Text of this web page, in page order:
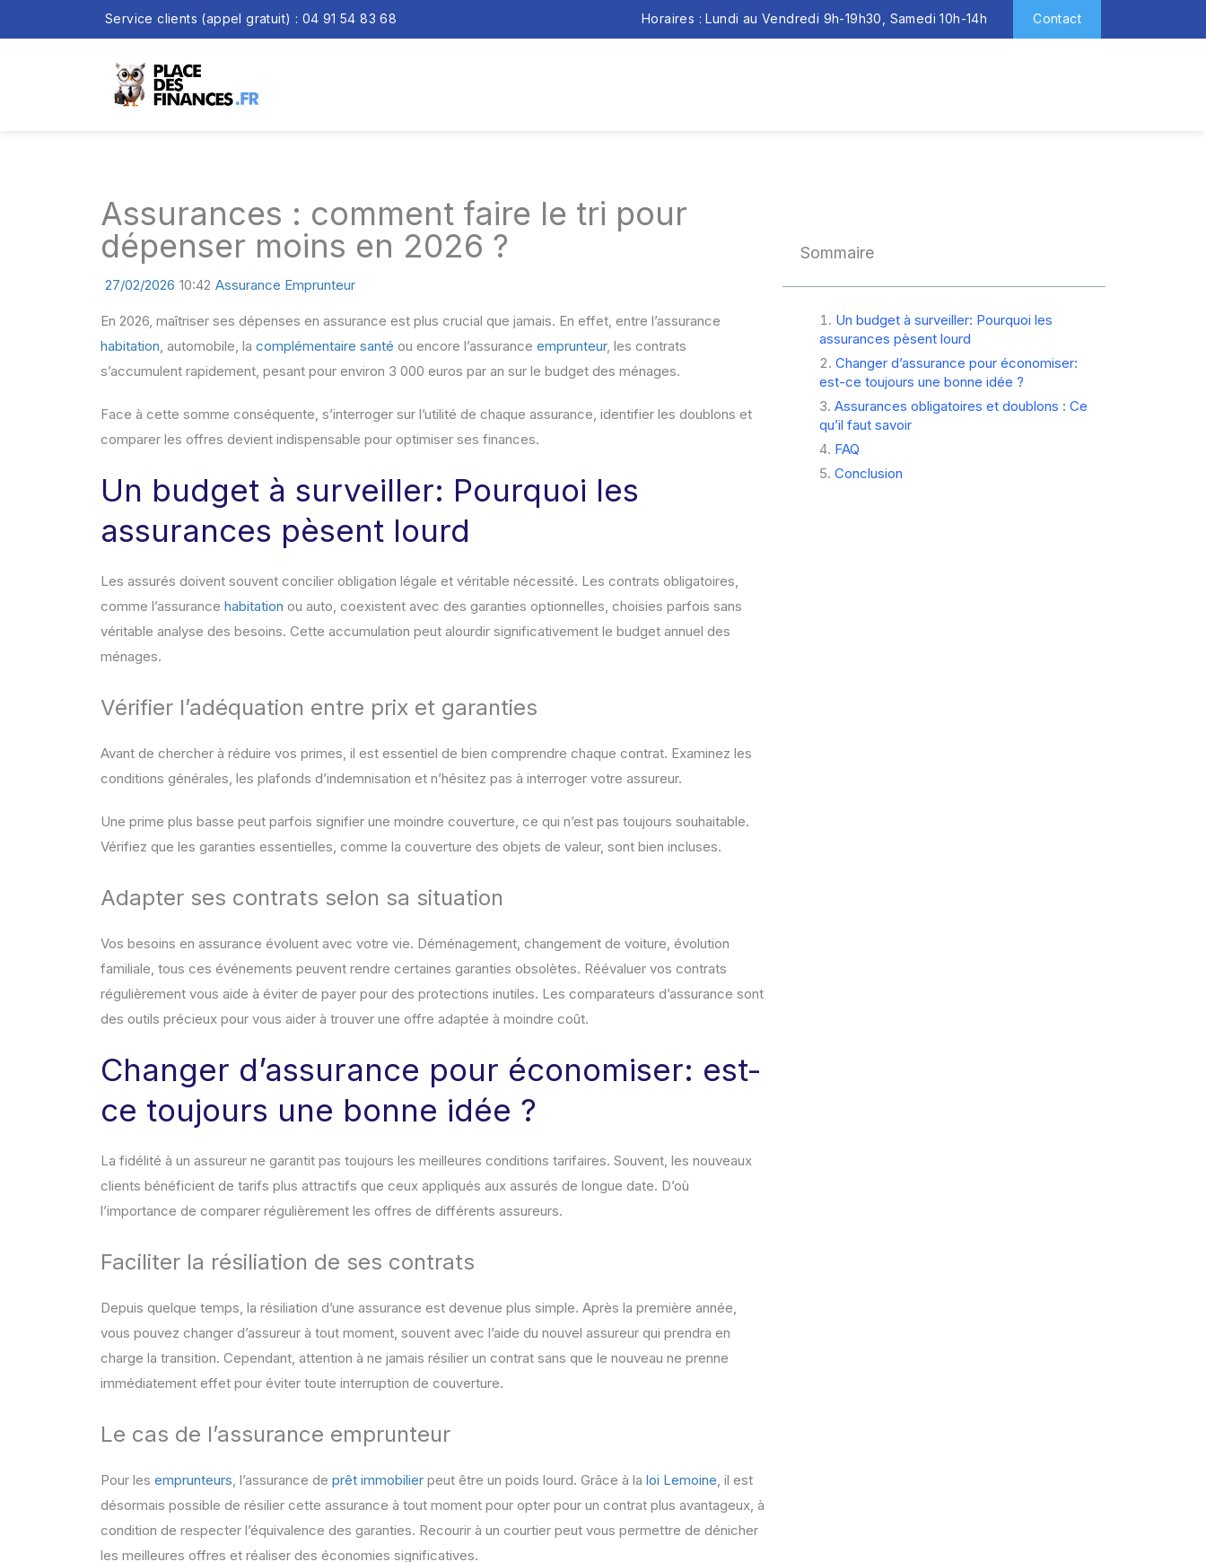
Service clients (appel gratuit) : 04 91 54 83 68 Horaires : Lundi au Vendredi 9h-19h30, Samedi 10h-14h Contact
Assurances : comment faire le tri pour
dépenser moins en 2026 ?
27/02/2026 10:42 Assurance Emprunteur
En 2026, maîtriser ses dépenses en assurance est plus crucial que jamais. En effet, entre l’assurance
habitation, automobile, la complémentaire santé ou encore l’assurance emprunteur, les contrats
s’accumulent rapidement, pesant pour environ 3 000 euros par an sur le budget des ménages.
Face à cette somme conséquente, s’interroger sur l’utilité de chaque assurance, identifier les doublons et
comparer les offres devient indispensable pour optimiser ses finances.
Un budget à surveiller: Pourquoi les
assurances pèsent lourd
Les assurés doivent souvent concilier obligation légale et véritable nécessité. Les contrats obligatoires,
comme l’assurance habitation ou auto, coexistent avec des garanties optionnelles, choisies parfois sans
véritable analyse des besoins. Cette accumulation peut alourdir significativement le budget annuel des
ménages.
Vérifier l’adéquation entre prix et garanties
Avant de chercher à réduire vos primes, il est essentiel de bien comprendre chaque contrat. Examinez les
conditions générales, les plafonds d’indemnisation et n’hésitez pas à interroger votre assureur.
Une prime plus basse peut parfois signifier une moindre couverture, ce qui n’est pas toujours souhaitable.
Vérifiez que les garanties essentielles, comme la couverture des objets de valeur, sont bien incluses.
Adapter ses contrats selon sa situation
Vos besoins en assurance évoluent avec votre vie. Déménagement, changement de voiture, évolution
familiale, tous ces événements peuvent rendre certaines garanties obsolètes. Réévaluer vos contrats
régulièrement vous aide à éviter de payer pour des protections inutiles. Les comparateurs d’assurance sont
des outils précieux pour vous aider à trouver une offre adaptée à moindre coût.
Changer d’assurance pour économiser: est-
ce toujours une bonne idée ?
La fidélité à un assureur ne garantit pas toujours les meilleures conditions tarifaires. Souvent, les nouveaux
clients bénéficient de tarifs plus attractifs que ceux appliqués aux assurés de longue date. D’où
l’importance de comparer régulièrement les offres de différents assureurs.
Faciliter la résiliation de ses contrats
Depuis quelque temps, la résiliation d’une assurance est devenue plus simple. Après la première année,
vous pouvez changer d’assureur à tout moment, souvent avec l’aide du nouvel assureur qui prendra en
charge la transition. Cependant, attention à ne jamais résilier un contrat sans que le nouveau ne prenne
immédiatement effet pour éviter toute interruption de couverture.
Le cas de l’assurance emprunteur
Pour les emprunteurs, l’assurance de prêt immobilier peut être un poids lourd. Grâce à la loi Lemoine, il est
désormais possible de résilier cette assurance à tout moment pour opter pour un contrat plus avantageux, à
condition de respecter l’équivalence des garanties. Recourir à un courtier peut vous permettre de dénicher
les meilleures offres et réaliser des économies significatives.
Sommaire
Un budget à surveiller: Pourquoi les
assurances pèsent lourd
Changer d’assurance pour économiser:
est-ce toujours une bonne idée ?
Assurances obligatoires et doublons : Ce
qu’il faut savoir
FAQ
Conclusion